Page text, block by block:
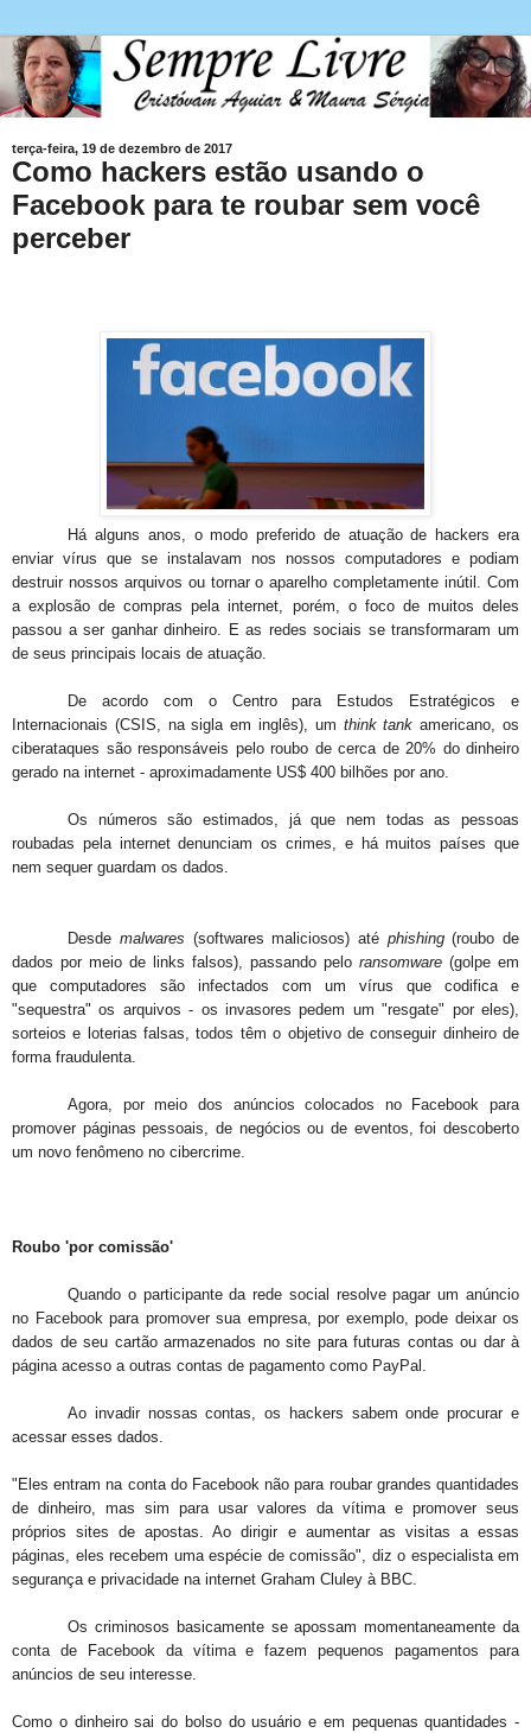
terça-feira, 19 de dezembro de 2017
Como hackers estão usando o
Facebook para te roubar sem você
perceber
Há alguns anos, o modo preferido de atuação de hackers era
enviar vírus que se instalavam nos nossos computadores e podiam
destruir nossos arquivos ou tornar o aparelho completamente inútil. Com
a explosão de compras pela internet, porém, o foco de muitos deles
passou a ser ganhar dinheiro. E as redes sociais se transformaram um
de seus principais locais de atuação.
De acordo com o Centro para Estudos Estratégicos e
Internacionais (CSIS, na sigla em inglês), um think tank americano, os
ciberataques são responsáveis pelo roubo de cerca de 20% do dinheiro
gerado na internet - aproximadamente US$ 400 bilhões por ano.
Os números são estimados, já que nem todas as pessoas
roubadas pela internet denunciam os crimes, e há muitos países que
nem sequer guardam os dados.
Desde malwares (softwares maliciosos) até phishing(roubo de
dados por meio de links falsos), passando pelo ransomware (golpe em
que computadores são infectados com um vírus que codifica e
"sequestra" os arquivos - os invasores pedem um "resgate" por eles),
sorteios e loterias falsas, todos têm o objetivo de conseguir dinheiro de
forma fraudulenta.
Agora, por meio dos anúncios colocados no Facebook para
promover páginas pessoais, de negócios ou de eventos, foi descoberto
um novo fenômeno no cibercrime.
Roubo 'por comissão'
Quando o participante da rede social resolve pagar um anúncio
no Facebook para promover sua empresa, por exemplo, pode deixar os
dados de seu cartão armazenados no site para futuras contas ou dar à
página acesso a outras contas de pagamento como PayPal.
Ao invadir nossas contas, os hackers sabem onde procurar e
acessar esses dados.
"Eles entram na conta do Facebook não para roubar grandes quantidades
de dinheiro, mas sim para usar valores da vítima e promover seus
próprios sites de apostas. Ao dirigir e aumentar as visitas a essas
páginas, eles recebem uma espécie de comissão", diz o especialista em
segurança e privacidade na internet Graham Cluley à BBC.
Os criminosos basicamente se apossam momentaneamente da
conta de Facebook da vítima e fazem pequenos pagamentos para
anúncios de seu interesse.
Como o dinheiro sai do bolso do usuário e em pequenas quantidades -